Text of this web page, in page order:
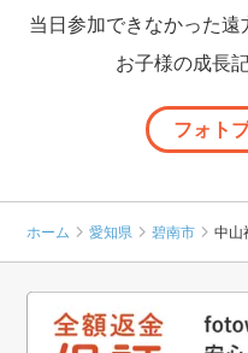
当日参加できなかった遠
お子様の成長
フォト
ホーム 愛知県 碧南市 中山